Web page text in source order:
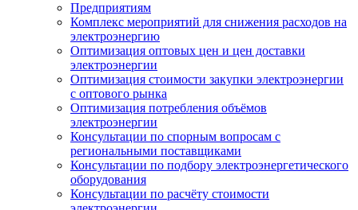
Предприятиям
Комплекс мероприятий для снижения расходов на
электроэнергию
Оптимизация оптовых цен и цен доставки
электроэнергии
Оптимизация стоимости закупки электроэнергии
с оптового рынка
Оптимизация потребления объёмов
электроэнергии
Консультации по спорным вопросам с
региональными поставщиками
Консультации по подбору электроэнергетического
оборудования
Консультации по расчёту стоимости